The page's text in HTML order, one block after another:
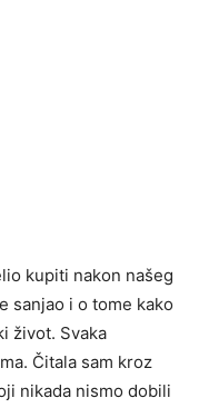
kupiti nakon našeg
sanjao i o tome kako
život. Svaka
Čitala sam kroz
nikada nismo dobili